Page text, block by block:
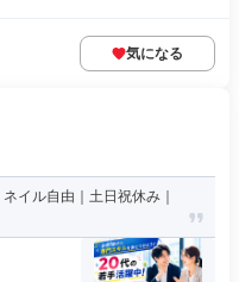
気になる
イル自由｜土日祝休み｜